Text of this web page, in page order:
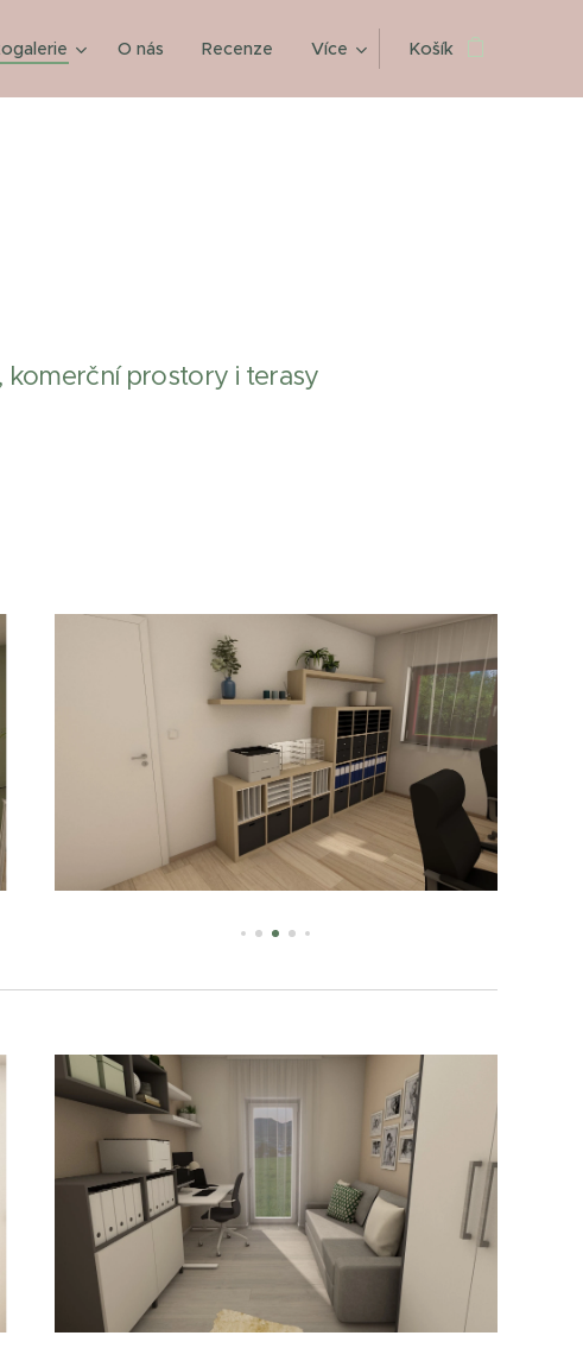
O nás Recenze Více Košík
komerční prostory i terasy